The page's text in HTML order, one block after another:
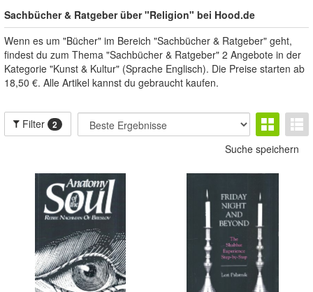
Sachbücher & Ratgeber über "Religion" bei Hood.de
Wenn es um "Bücher" im Bereich "Sachbücher & Ratgeber" geht,
findest du zum Thema "Sachbücher & Ratgeber" 2 Angebote in der
Kategorie "Kunst & Kultur" (Sprache Englisch). Die Preise starten ab
18,50 €. Alle Artikel kannst du gebraucht kaufen.
Filter 2
Suche speichern